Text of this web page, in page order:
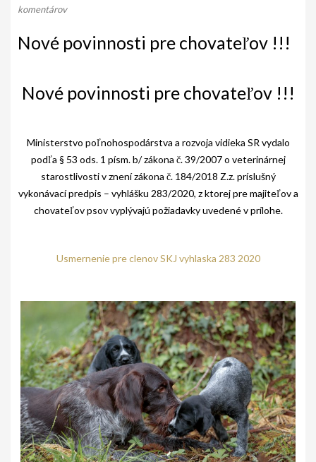
ZÁPISNICE Z ČLENSKEJ SCHÔDZE
AKO BYT ČLENOM KCHHS
DEUTSCH DRAHTHAAR
PODMIENKY CHOVNOSTI
CHOVNÉ PSY
CHOVNÉ SUKY
OČAKÁVANÉ VRHY NDS V ROKU 2026
ŠTANDARD
PODMIENKY CHOVNOSTI
CHOVNÉ PSY
CHOVNÉ SUKY
CHOVATEĽSKÉ STANICE
komentárov
Nové povinnosti pre chovateľov !!!
Nové povinnosti pre chovateľov !!!
Ministerstvo poľnohospodárstva a rozvoja vidieka SR vydalo
podľa § 53 ods. 1 písm. b/ zákona č. 39/2007 o veterinárnej
starostlivosti v znení zákona č. 184/2018 Z.z. príslušný
vykonávací predpis – vyhlášku 283/2020, z ktorej pre majiteľov a
chovateľov psov vyplývajú požiadavky uvedené v prílohe.
Usmernenie pre clenov SKJ vyhlaska 283 2020